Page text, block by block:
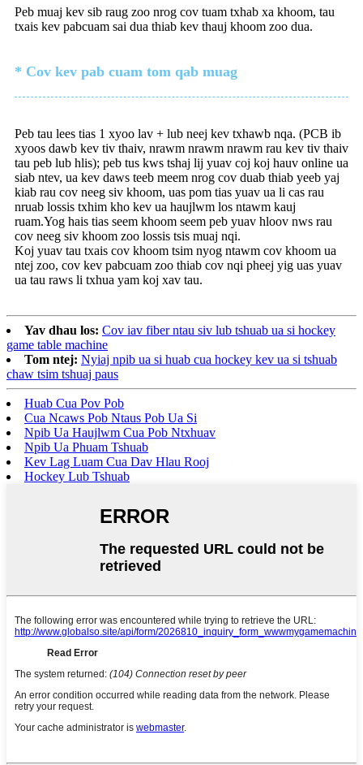
Peb muaj kev sib raug zoo nrog cov tuam txhab xa khoom, tau
txais kev pabcuam sai dua thiab kev thauj khoom zoo dua.
* Cov kev pab cuam tom qab muag
Peb tau lees tias 1 xyoo lav + lub neej kev txhawb nqa. (PCB ib
xyoos dawb kev tiv thaiv, nrawm nrawm nrawm rau kev tiv thaiv
tau peb lub hlis); peb tus kws tshaj lij yuav coj koj hauv online ua
siab ntev, ua kev daws teeb meem nrog cov duab thiab yeeb yaj
kiab rau cov neeg siv khoom, uas pom tias yuav ua li cas rau
nruab lossis txhim kho kev ua haujlwm los ntawm kauj
ruam.Yog hais tias seem khoom seem peb yuav hloov nws rau
cov neeg siv khoom zoo lossis tsis muaj nqi.
Koj yuav tau txais cov khoom tsim nyog ntawm cov khoom ua
ntej zoo, cov kev pabcuam zoo thiab cov nqi pheej yig uas yuav
ua tau raws li txhua yam koj xav tau.
Yav dhau los: Cov iav fiber ntau siv lub tshuab ua si hockey
game table machine
Tom ntej: Nyiaj npib ua si huab cua hockey kev ua si tshuab
chaw tsim tshuaj paus
Huab Cua Pov Pob
Cua Ncaws Pob Ntaus Pob Ua Si
Npib Ua Haujlwm Cua Pob Ntxhuav
Npib Ua Phuam Tshuab
Kev Lag Luam Cua Dav Hlau Rooj
Hockey Lub Tshuab